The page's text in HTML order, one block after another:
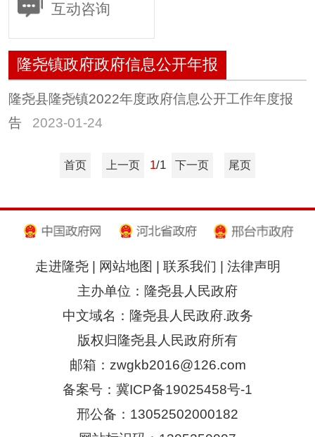
互动咨询
隆尧镇政府政府信息公开年报
隆尧县隆尧镇2022年度政府信息公开工作年度报
告
2023-01-24
首页 上一页 1/1 下一页 尾页
走进隆尧| 网站地图 联系我们
法律声明
主办单位：隆尧县人民政府
中文域名：隆尧县人民政府.政务
版权归隆尧县人民政府所有
邮箱：zwgkb2016@126.com
备案号：冀ICP备19025458号-1
邢公备：13052502000182